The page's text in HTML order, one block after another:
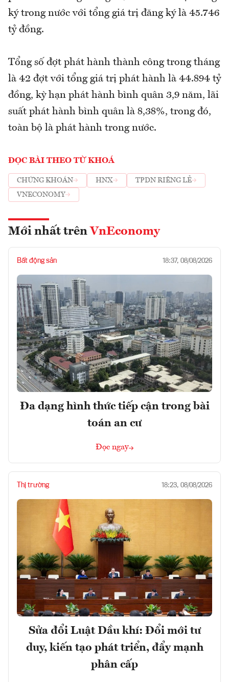
ký trong nước với tổng giá trị đăng ký là 45.746
tỷ đồng.
Tổng số đợt phát hành thành công trong tháng
là 42 đợt với tổng giá trị phát hành là 44.894 tỷ
đồng, kỳ hạn phát hành bình quân 3,9 năm, lãi
suất phát hành bình quân là 8,38%, trong đó,
toàn bộ là phát hành trong nước.
ĐỌC BÀI THEO TỪ KHOÁ
CHỨNG KHOÁN HNX
TPDN RIÊNG LẺ
VNECONOMY
Mới nhất trên VnEconomy
Bất động sản 18:37, 08/08/2026
Đa dạng hình thức tiếp cận trong bài
toán an cư
Đọc ngay
Thị trường 18:23, 08/08/2026
Sửa đổi Luật Dầu khí: Đổi mới tư
duy, kiến tạo phát triển, đẩy mạnh
phân cấp